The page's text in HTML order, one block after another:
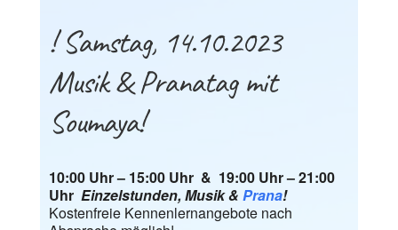
! Samstag, 14.10.2023
Musik & Pranatag mit
Soumaya!
10:00 Uhr – 15:00 Uhr & 19:00 Uhr – 21:00
Uhr Einzelstunden, Musik & Prana!
Kostenfreie Kennenlernangebote nach